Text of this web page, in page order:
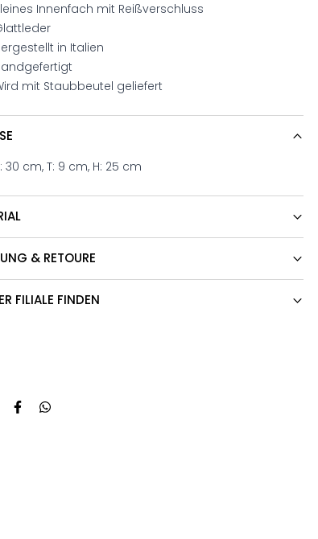
Innenfach mit Reißverschluss
in Italien
mit Staubbeutel geliefert
30 cm, T: 9 cm, H: 25 cm
& RETOURE
FILIALE FINDEN